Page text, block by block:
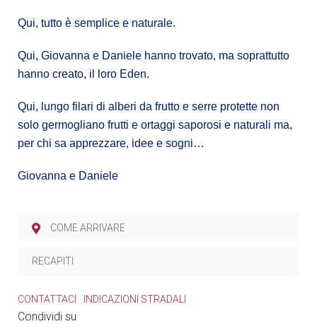
Qui, tutto è semplice e naturale.
Qui, Giovanna e Daniele hanno trovato, ma soprattutto
hanno creato, il loro Eden.
Qui, lungo filari di alberi da frutto e serre protette non
solo germogliano frutti e ortaggi saporosi e naturali ma,
per chi sa apprezzare, idee e sogni…
Giovanna e Daniele
COME ARRIVARE
RECAPITI
CONTATTACI INDICAZIONI STRADALI
Condividi su